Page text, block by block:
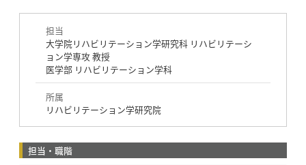
担当
大学院リハビリテーション学研究科 リハビリテーシ
ョン学専攻 教授
医学部 リハビリテーション学科
所属
リハビリテーション学研究院
担当・職階